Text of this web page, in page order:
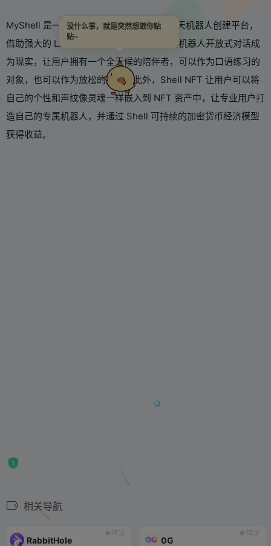
MyShell 是一个基于 Web3 和 AI 的语音聊天机器人创建平台，
借助强大的 LLM 和 TTS 模型，让科幻般的机器人开放式对话成
为现实，让用户拥有一个全天候的陪伴者，可以作为口语练习的
对象，也可以作为放松的方式。此外，Shell NFT 让用户可以将
自己的个性和声纹像灵魂一样嵌入到 NFT 资产中，让专业用户打
造自己的专属机器人，并通过 Shell 可持续的加密货币经济模型
获得收益。
相关导航
待定
RabbitHole
待定
0G
没什么事，就是突然想跟你贴
贴~